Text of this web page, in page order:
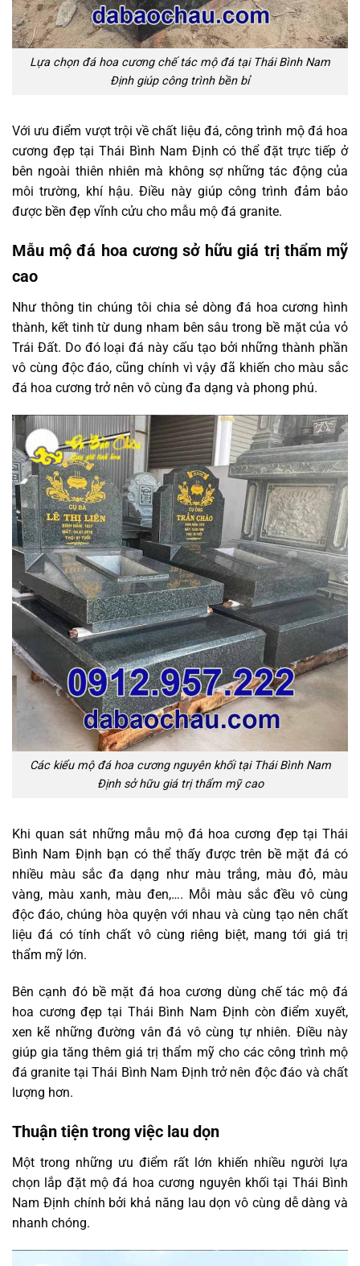
Lựa chọn đá hoa cương chế tác mộ đá tại Thái Bình Nam
Định giúp công trình bền bỉ
Với ưu điểm vượt trội về chất liệu đá, công trình mộ đá hoa
cương đẹp tại Thái Bình Nam Định có thể đặt trực tiếp ở
bên ngoài thiên nhiên mà không sợ những tác động của
môi trường, khí hậu. Điều này giúp công trình đảm bảo
được bền đẹp vĩnh cửu cho mẫu mộ đá granite.
Mẫu mộ đá hoa cương sở hữu giá trị thẩm mỹ
cao
Như thông tin chúng tôi chia sẻ dòng đá hoa cương hình
thành, kết tinh từ dung nham bên sâu trong bề mặt của vỏ
Trái Đất. Do đó loại đá này cấu tạo bởi những thành phần
vô cùng độc đáo, cũng chính vì vậy đã khiến cho màu sắc
đá hoa cương trở nên vô cùng đa dạng và phong phú.
Các kiểu mộ đá hoa cương nguyên khối tại Thái Bình Nam
Định sở hữu giá trị thẩm mỹ cao
Khi quan sát những mẫu mộ đá hoa cương đẹp tại Thái
Bình Nam Định bạn có thể thấy được trên bề mặt đá có
nhiều màu sắc đa dạng như màu trắng, màu đỏ, màu
vàng, màu xanh, màu đen,…. Mỗi màu sắc đều vô cùng
độc đáo, chúng hòa quyện với nhau và cùng tạo nên chất
liệu đá có tính chất vô cùng riêng biệt, mang tới giá trị
thẩm mỹ lớn.
Bên cạnh đó bề mặt đá hoa cương dùng chế tác mộ đá
hoa cương đẹp tại Thái Bình Nam Định còn điểm xuyết,
xen kẽ những đường vân đá vô cùng tự nhiên. Điều này
giúp gia tăng thêm giá trị thẩm mỹ cho các công trình mộ
đá granite tại Thái Bình Nam Định trở nên độc đáo và chất
lượng hơn.
Thuận tiện trong việc lau dọn
Một trong những ưu điểm rất lớn khiến nhiều người lựa
chọn lắp đặt mộ đá hoa cương nguyên khối tại Thái Bình
Nam Định chính bởi khả năng lau dọn vô cùng dễ dàng và
nhanh chóng.